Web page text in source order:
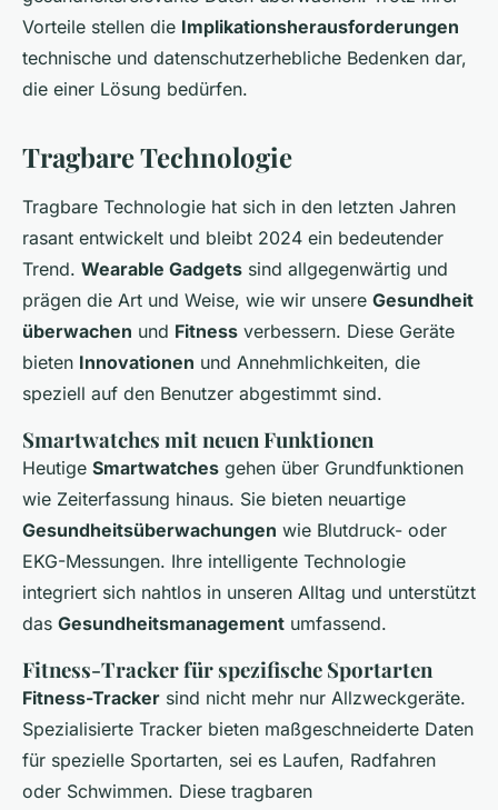
Vorteile stellen die Implikationsherausforderungen
technische und datenschutzerhebliche Bedenken dar,
die einer Lösung bedürfen.
Tragbare Technologie
Tragbare Technologie hat sich in den letzten Jahren
rasant entwickelt und bleibt 2024 ein bedeutender
Trend. Wearable Gadgets sind allgegenwärtig und
prägen die Art und Weise, wie wir unsere Gesundheit
überwachen und Fitness verbessern. Diese Geräte
bieten Innovationen und Annehmlichkeiten, die
speziell auf den Benutzer abgestimmt sind.
Smartwatches mit neuen Funktionen
Heutige Smartwatches gehen über Grundfunktionen
wie Zeiterfassung hinaus. Sie bieten neuartige
Gesundheitsüberwachungen wie Blutdruck- oder
EKG-Messungen. Ihre intelligente Technologie
integriert sich nahtlos in unseren Alltag und unterstützt
das Gesundheitsmanagement umfassend.
Fitness-Tracker für spezifische Sportarten
Fitness-Tracker sind nicht mehr nur Allzweckgeräte.
Spezialisierte Tracker bieten maßgeschneiderte Daten
für spezielle Sportarten, sei es Laufen, Radfahren
oder Schwimmen. Diese tragbaren